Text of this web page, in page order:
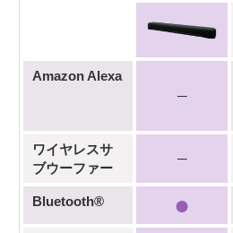
Amazon Alexa
─
ワイヤレスサ
ブウーファー
─
Bluetooth® ●